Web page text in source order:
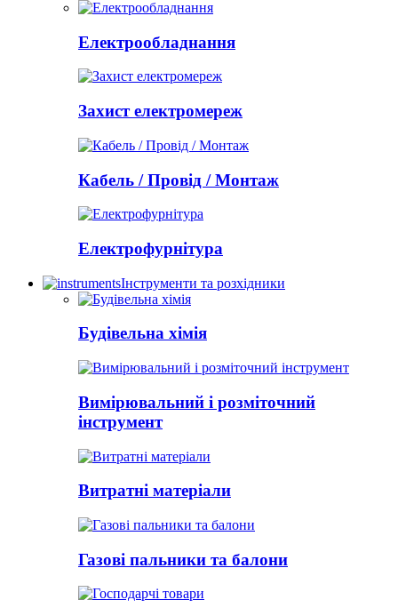
Електрообладнання
Захист електромереж
Кабель / Провід / Монтаж
Електрофурнітура
Інструменти та розхідники
Будівельна хімія
Вимірювальний і розміточний
інструмент
Витратні матеріали
Газові пальники та балони